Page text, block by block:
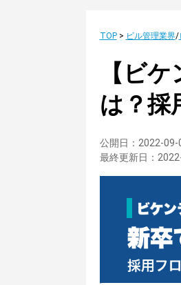
TOP> ビル管理業界/
【ビ
は？採
公開日： 2022-09-
最終更新日：